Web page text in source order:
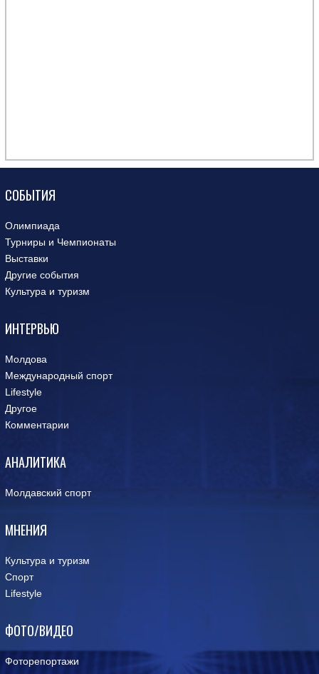
СОБЫТИЯ
Олимпиада
Турниры и Чемпионаты
Выставки
Другие события
Культура и туризм
ИНТЕРВЬЮ
Молдова
Международный спорт
Lifestyle
Другое
Комментарии
АНАЛИТИКА
Молдавский спорт
МНЕНИЯ
Культура и туризм
Спорт
Lifestyle
ФОТО/ВИДЕО
Фоторепортажи